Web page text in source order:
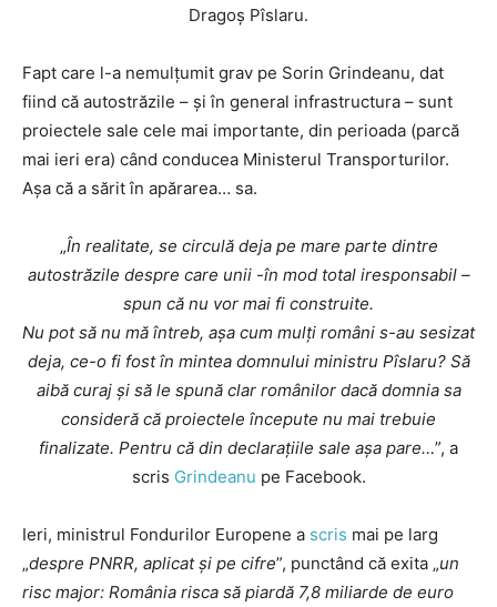
Dragoş Pîslaru.
Fapt care l-a nemulțumit grav pe Sorin Grindeanu, dat
fiind că autostrăzile – și în general infrastructura – sunt
proiectele sale cele mai importante, din perioada (parcă
mai ieri era) când conducea Ministerul Transporturilor.
Așa că a sărit în apărarea… sa.
„În realitate, se circulă deja pe mare parte dintre
autostrăzile despre care unii -în mod total iresponsabil –
spun că nu vor mai fi construite.
Nu pot să nu mă întreb, aşa cum mulți români s-au sesizat
deja, ce-o fi fost în mintea domnului ministru Pîslaru? Să
aibă curaj şi să le spună clar românilor dacă domnia sa
consideră că proiectele începute nu mai trebuie
finalizate. Pentru că din declarațiile sale aşa pare…”, a
scris Grindeanu pe Facebook.
Ieri, ministrul Fondurilor Europene a scris mai pe larg
„despre PNRR, aplicat și pe cifre”, punctând că exita „un
risc major: România risca să piardă 7,8 miliarde de euro